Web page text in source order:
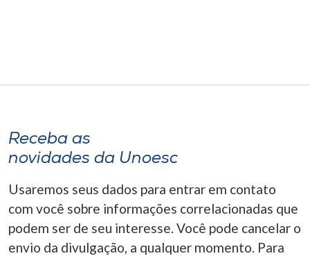
A+
Receba as
novidades da Unoesc
Usaremos seus dados para entrar em contato
com você sobre informações correlacionadas que
podem ser de seu interesse. Você pode cancelar o
envio da divulgação, a qualquer momento. Para